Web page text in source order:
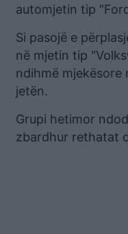
automjetin tip
Si pasojë e
në mjetin tip
ndihmë mjekësore
jetën.
Grupi hetimor
zbardhur rethatat